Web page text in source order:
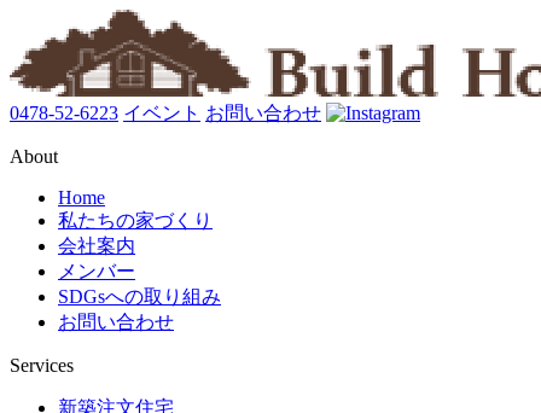
0478-52-6223 イベント お問い合わせ
About
Home
私たちの家づくり
会社案内
メンバー
SDGsへの取り組み
お問い合わせ
Services
新築注文住宅